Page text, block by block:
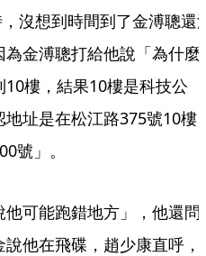
沒想到時間到了金溥聰還
金溥聰打給他說「為什麼
樓，結果10樓是科技公
址是在松江路375號10樓
號」。
可能跑錯地方」，他還問
他在飛碟，趙少康直呼，